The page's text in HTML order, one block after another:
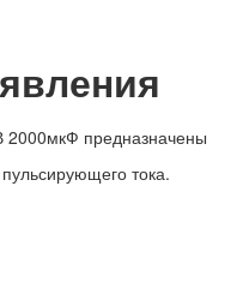
2000мкФ предназначены
тока.